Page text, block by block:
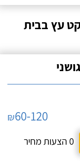
עץ בבית
₪60-120
0 הצעות מחיר